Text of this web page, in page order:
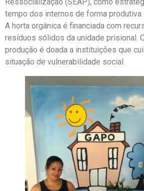
tempo dos internos de forma produtiva
A horta orgânica é financiada com
resíduos sólidos da unidade prisional.
produção é doada a instituições que
situação de vulnerabilidade social.